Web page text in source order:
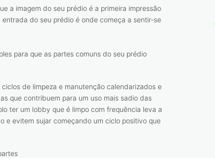
a imagem do seu prédio é a primeira impressão
do seu prédio é onde começa a sentir-se
para que as partes comuns do seu prédio
ciclos de limpeza e manutenção calendarizados e
que contribuem para um uso mais sadio das
ter um lobby que é limpo com frequência leva a
e evitem sujar começando um ciclo positivo que